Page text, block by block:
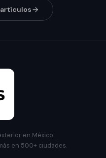
en México.
en 500+ ciudades.